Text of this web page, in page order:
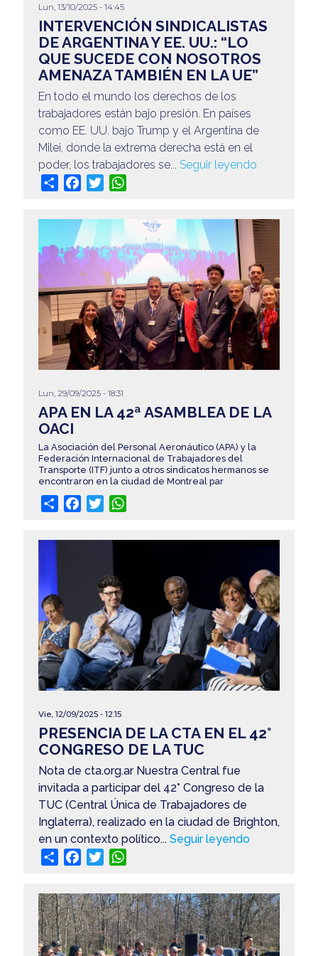
Lun, 13/10/2025 - 14:45
INTERVENCIÓN SINDICALISTAS
DE ARGENTINA Y EE. UU.: “LO
QUE SUCEDE CON NOSOTROS
AMENAZA TAMBIÉN EN LA UE”
En todo el mundo los derechos de los
trabajadores están bajo presión. En países
como EE. UU. bajo Trump y el Argentina de
Milei, donde la extrema derecha está en el
poder, los trabajadores se... Seguir leyendo
Share Facebook
Twitter
Lun, 29/09/2025 - 18:31
APA EN LA 42ª ASAMBLEA DE LA
OACI
La Asociación del Personal Aeronáutico (APA) y la
Federación Internacional de Trabajadores del
Transporte (ITF) junto a otros sindicatos hermanos se
encontraron en la ciudad de Montreal par
Share Facebook
Twitter
Vie, 12/09/2025 - 12:15
PRESENCIA DE LA CTA EN EL 42°
CONGRESO DE LA TUC
Nota de cta.org.ar Nuestra Central fue
invitada a participar del 42° Congreso de la
TUC (Central Única de Trabajadores de
Inglaterra), realizado en la ciudad de Brighton,
en un contexto político... Seguir leyendo
Share Facebook
Twitter
@apaeronauticos
(011) 4823 0294
@apa_oficial
info@apaeronauticos.org.ar
OTRAS SECCIONES
ELECCIÓN DE DELEGADXS
TURISMO